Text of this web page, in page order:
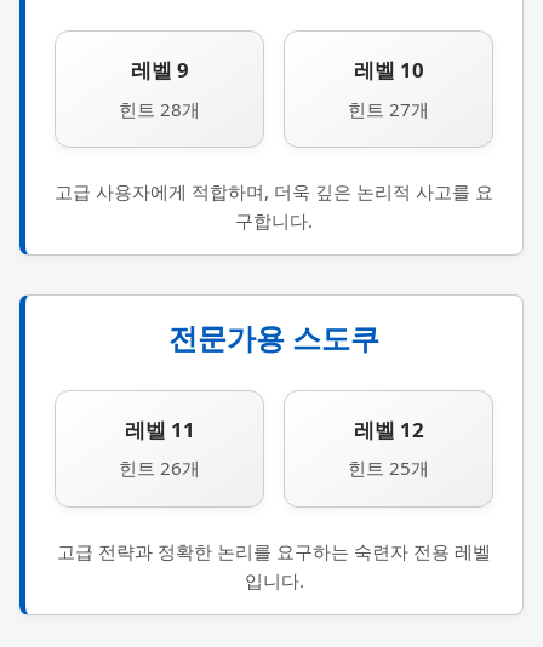
레벨 9
힌트 28개
레벨 10
힌트 27개
고급 사용자에게 적합하며, 더욱 깊은 논리적 사고를 요
구합니다.
전문가용 스도쿠
레벨 11
힌트 26개
레벨 12
힌트 25개
고급 전략과 정확한 논리를 요구하는 숙련자 전용 레벨
입니다.